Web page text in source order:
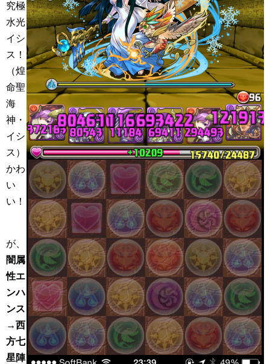
究極
水光
イシ
ス！
（煌
命聖
海
神・
イシ
ス）
かわ
い
い！
が、
闇属
性エ
ンハ
ンス
→西
方七
星陣